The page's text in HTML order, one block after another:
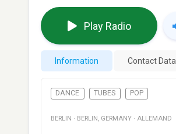
Play Radio
Information Contact Data
DANCE TUBES POP
BERLIN · BERLIN , GERMANY · ALLEMAND